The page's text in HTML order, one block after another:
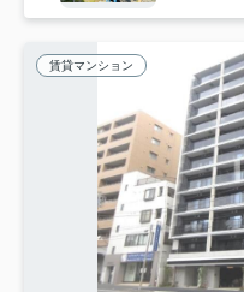
賃貸マンション